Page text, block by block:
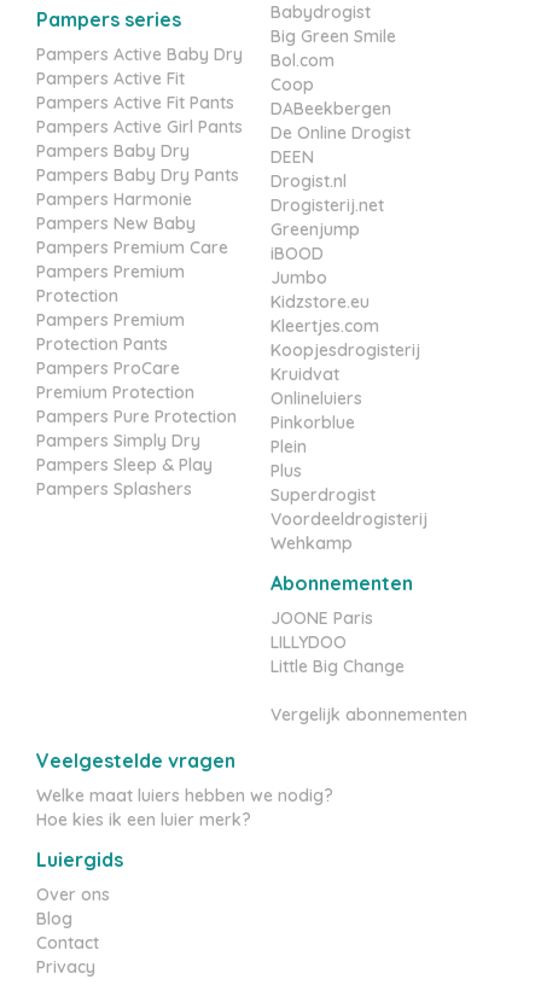
Pampers series
Pampers Active Baby Dry
Pampers Active Fit
Pampers Active Fit Pants
Pampers Active Girl Pants
Pampers Baby Dry
Pampers Baby Dry Pants
Pampers Harmonie
Pampers New Baby
Pampers Premium Care
Pampers Premium
Protection
Pampers Premium
Protection Pants
Pampers ProCare
Premium Protection
Pampers Pure Protection
Pampers Simply Dry
Pampers Sleep & Play
Pampers Splashers
Babydrogist
Big Green Smile
Bol.com
Coop
DABeekbergen
De Online Drogist
DEEN
Drogist.nl
Drogisterij.net
Greenjump
iBOOD
Jumbo
Kidzstore.eu
Kleertjes.com
Koopjesdrogisterij
Kruidvat
Onlineluiers
Pinkorblue
Plein
Plus
Superdrogist
Voordeeldrogisterij
Wehkamp
Abonnementen
JOONE Paris
LILLYDOO
Little Big Change
Vergelijk abonnementen
Veelgestelde vragen
Welke maat luiers hebben we nodig?
Hoe kies ik een luier merk?
Luiergids
Over ons
Blog
Contact
Privacy